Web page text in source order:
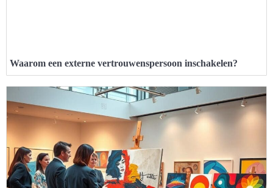
Waarom een externe vertrouwenspersoon inschakelen?